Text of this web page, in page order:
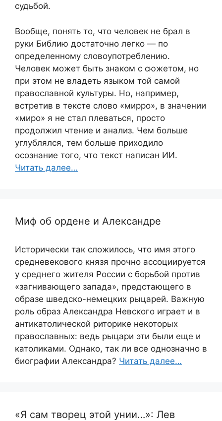
судьбой.
Вообще, понять то, что человек не брал в
руки Библию достаточно легко — по
определенному словоупотреблению.
Человек может быть знаком с сюжетом, но
при этом не владеть языком той самой
православной культуры. Но, например,
встретив в тексте слово «мирро», в значении
«миро» я не стал плеваться, просто
продолжил чтение и анализ. Чем больше
углублялся, тем больше приходило
осознание того, что текст написан ИИ.
Читать далее…
Миф об ордене и Александре
Исторически так сложилось, что имя этого
средневекового князя прочно ассоциируется
у среднего жителя России с борьбой против
«загнивающего запада», предстающего в
образе шведско-немецких рыцарей. Важную
роль образ Александра Невского играет и в
антикатолической риторике некоторых
православных: ведь рыцари эти были еще и
католиками. Однако, так ли все однозначно в
биографии Александра? Читать далее…
«Я сам творец этой унии…»: Лев